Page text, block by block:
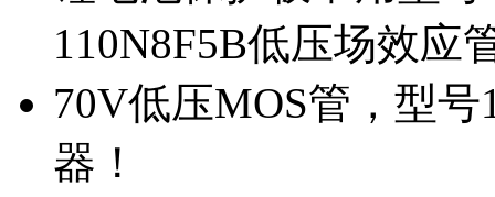
110N8F5B低压场效应
70V低压MOS管，型
器！